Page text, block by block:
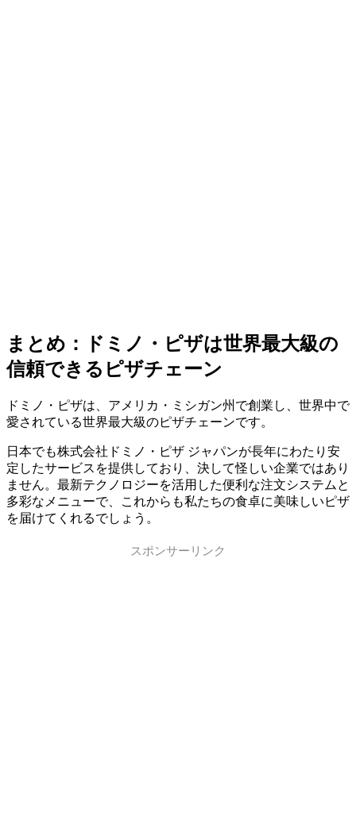
まとめ：ドミノ・ピザは世界最大級の
信頼できるピザチェーン
ドミノ・ピザは、アメリカ・ミシガン州で創業し、世界中で
愛されている世界最大級のピザチェーンです。
日本でも株式会社ドミノ・ピザ ジャパンが長年にわたり安
定したサービスを提供しており、決して怪しい企業ではあり
ません。最新テクノロジーを活用した便利な注文システムと
多彩なメニューで、これからも私たちの食卓に美味しいピザ
を届けてくれるでしょう。
スポンサーリンク